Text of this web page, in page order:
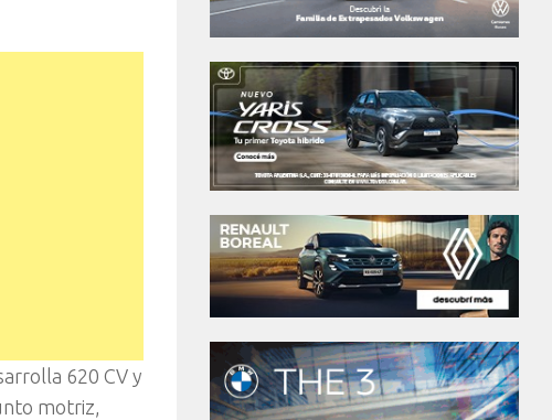
620 CV y
motriz,